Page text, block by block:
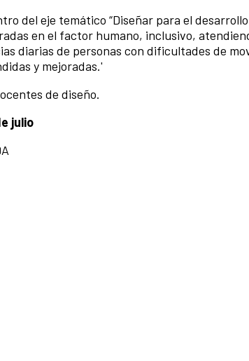
del eje temático “Diseñar para el
en el factor humano, inclusivo,
diarias de personas con dificultades de
y mejoradas.'
de diseño.
julio